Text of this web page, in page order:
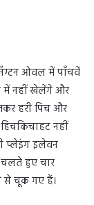
ओवल में पाँचवें
में नहीं खेलेंगे और
हरी पिच और
नहीं
प्लेइंग इलेवन
हुए चार
से चूक गए हैं।